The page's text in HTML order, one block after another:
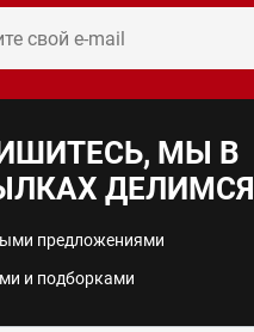
МЫ В
ДЕЛИМСЯ
предложениями
и подборками